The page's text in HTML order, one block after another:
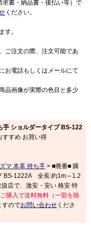
書・納品書・後払い等）で
ください。
す。
ご注文の際、注文可能であ
お電話もしくはメールにて
品画像が実際の色目と多少
手 ショルダータイプ BS-122
すすめ お買い得
マ 本革 持ち手 > ■廃番■ 購
BS-1222A 全長:約1m～1.2
店で、激安・安い 格安 特
購入で送料無料（一部を除
すのでお問い合わせ くださ